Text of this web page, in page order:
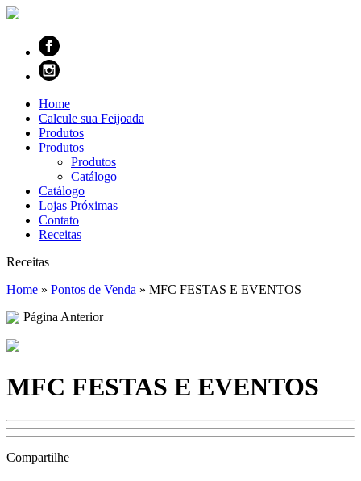
Home
Calcule sua Feijoada
Produtos
Produtos
Produtos
Catálogo
Catálogo
Lojas Próximas
Contato
Receitas
Receitas
Home » Pontos de Venda » MFC FESTAS E EVENTOS
Página Anterior
MFC FESTAS E EVENTOS
Compartilhe